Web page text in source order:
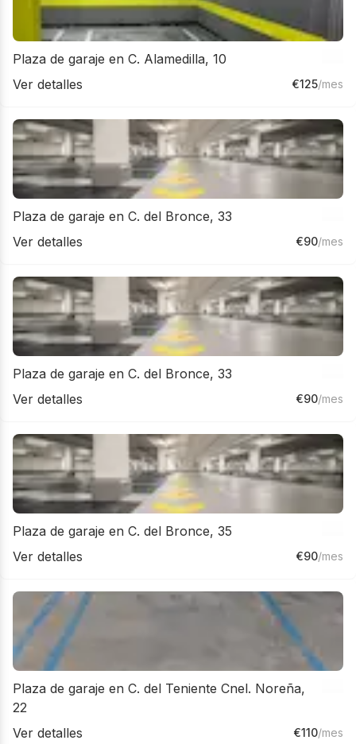
Plaza de garaje en C. Alamedilla, 10
Ver detalles
€125/mes
Plaza de garaje en C. del Bronce, 33
Ver detalles
€90/mes
Plaza de garaje en C. del Bronce, 33
Ver detalles
€90/mes
Plaza de garaje en C. del Bronce, 35
Ver detalles
€90/mes
Plaza de garaje en C. del Teniente Cnel. Noreña,
22
Ver detalles
€110/mes